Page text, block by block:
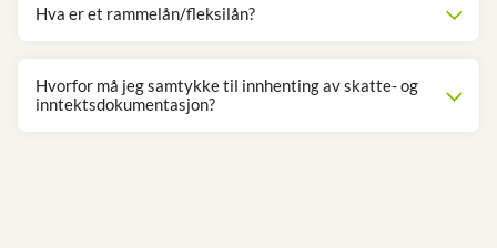
Hva er et rammelån/fleksilån?
Hvorfor må jeg samtykke til innhenting av skatte- og
inntektsdokumentasjon?